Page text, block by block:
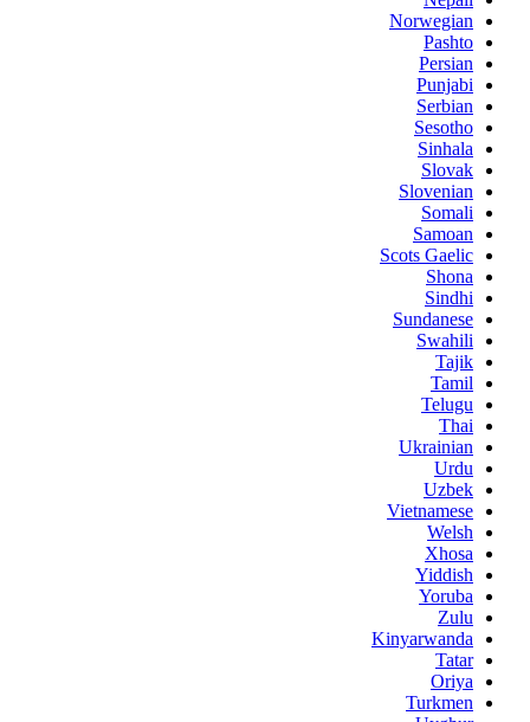
Norwegian
Pashto
Persian
Punjabi
Serbian
Sesotho
Sinhala
Slovak
Slovenian
Somali
Samoan
Scots Gaelic
Shona
Sindhi
Sundanese
Swahili
Tajik
Tamil
Telugu
Thai
Ukrainian
Urdu
Uzbek
Vietnamese
Welsh
Xhosa
Yiddish
Yoruba
Zulu
Kinyarwanda
Tatar
Oriya
Turkmen